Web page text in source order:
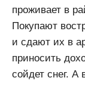
проживает в
Покупают
и сдают их в
приносить
сойдет снег. А